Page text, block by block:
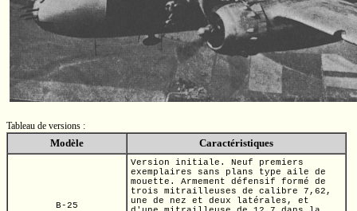
Tableau de versions :
Modèle Caractéristiques
B-25
Version initiale. Neuf premiers
exemplaires sans plans type aile de
mouette. Armement défensif formé de
trois mitrailleuses de calibre 7,62,
une de nez et deux latérales, et